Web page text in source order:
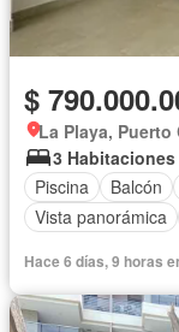
$
La Playa, Puerto
3 Habitaciones
Piscina
Balcón
Vista panorámica
Hace 6 días, 9 horas